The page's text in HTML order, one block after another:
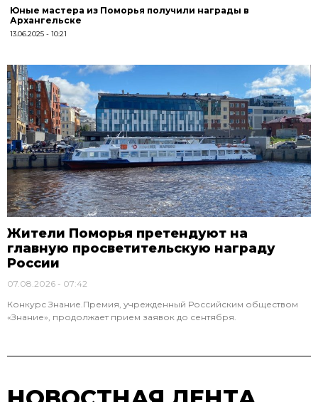
Юные мастера из Поморья получили награды в
Архангельске
13.06.2025 10:21
Жители Поморья претендуют на
главную просветительскую награду
России
07.08.2026
07:42
Конкурс Знание.Премия, учрежденный Российским обществом
«Знание», продолжает прием заявок до сентября.